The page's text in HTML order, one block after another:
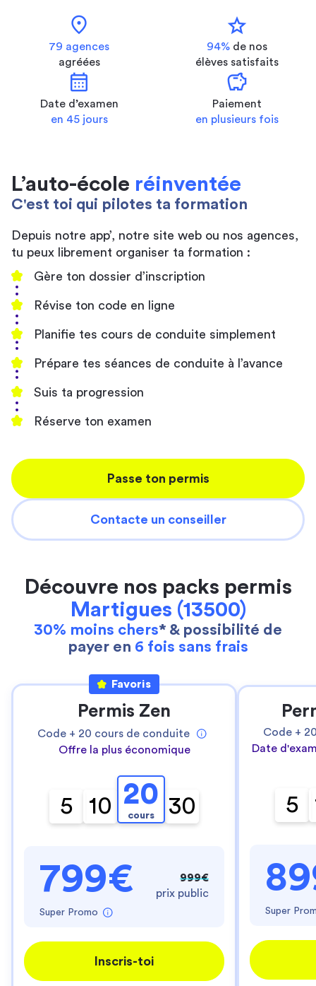
location_on
79 agences
agréées
star
94% de nos
élèves satisfaits
calendar_month
Date d’examen
en 45 jours
savings
Paiement
en plusieurs fois
L’auto-école réinventée
C'est toi qui pilotes ta formation
Depuis notre app’, notre site web ou nos agences,
tu peux librement organiser ta formation :
Gère ton dossier d’inscription
Révise ton code en ligne
Planifie tes cours de conduite simplement
Prépare tes séances de conduite à l’avance
Suis ta progression
Réserve ton examen
Passe ton permis
Contacte un conseiller
Découvre nos packs permis
Martigues (13500)
30% moins chers* & possibilité de
payer en 6 fois sans frais
Favoris
Permis Zen
Code + 20 cours de conduite
Offre la plus économique
5 10 20
cours 30
799€
Super Promo
999€
prix public
Inscris-toi
Code +
Date
5
Super